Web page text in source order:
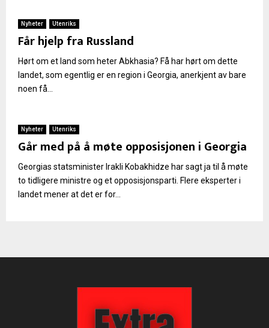
Nyheter Utenriks
Får hjelp fra Russland
Hørt om et land som heter Abkhasia? Få har hørt om dette
landet, som egentlig er en region i Georgia, anerkjent av bare
noen få...
Nyheter Utenriks
Går med på å møte opposisjonen i Georgia
Georgias statsminister Irakli Kobakhidze har sagt ja til å møte
to tidligere ministre og et opposisjonsparti. Flere eksperter i
landet mener at det er for...